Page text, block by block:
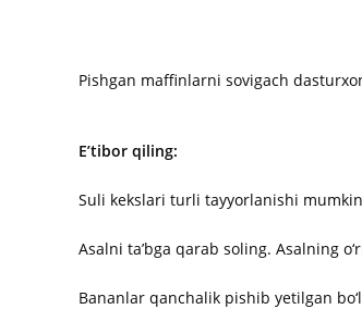
Pishgan maffinlarni sovigach
E’tibor qiling:
Suli kekslari turli tayyorlanishi
Asalni ta’bga qarab soling. Asalning
Bananlar qanchalik pishib yetilgan